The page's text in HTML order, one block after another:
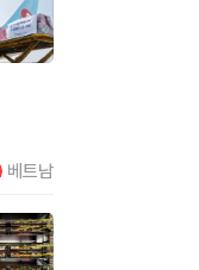
베트남